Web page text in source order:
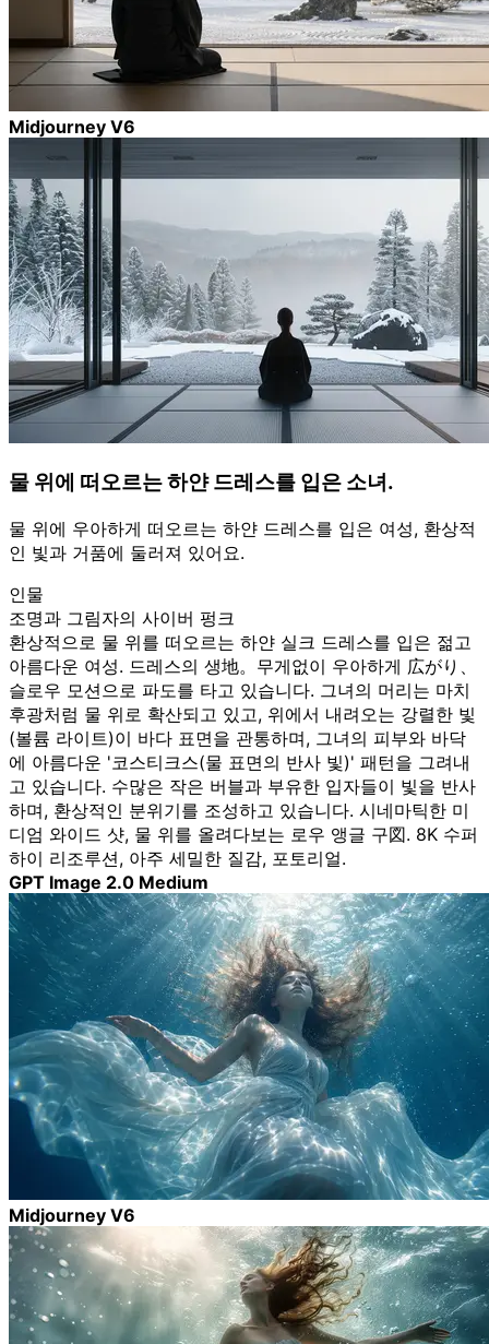
Midjourney V6
물 위에 떠오르는 하얀 드레스를 입은 소녀.
물 위에 우아하게 떠오르는 하얀 드레스를 입은 여성, 환상적
인 빛과 거품에 둘러져 있어요.
인물
조명과 그림자의 사이버 펑크
환상적으로 물 위를 떠오르는 하얀 실크 드레스를 입은 젊고
아름다운 여성. 드레스의 생地。무게없이 우아하게 広がり、
슬로우 모션으로 파도를 타고 있습니다. 그녀의 머리는 마치
후광처럼 물 위로 확산되고 있고, 위에서 내려오는 강렬한 빛
(볼륨 라이트)이 바다 표면을 관통하며, 그녀의 피부와 바닥
에 아름다운 '코스티크스(물 표면의 반사 빛)' 패턴을 그려내
고 있습니다. 수많은 작은 버블과 부유한 입자들이 빛을 반사
하며, 환상적인 분위기를 조성하고 있습니다. 시네마틱한 미
디엄 와이드 샷, 물 위를 올려다보는 로우 앵글 구図. 8K 수퍼
하이 리조루션, 아주 세밀한 질감, 포토리얼.
GPT Image 2.0 Medium
Midjourney V6